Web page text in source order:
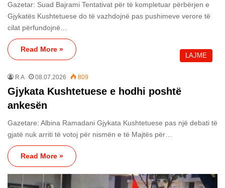
Gazetar: Suad Bajrami Tentativat për të kompletuar përbërjen e
Gjykatës Kushtetuese do të vazhdojnë pas pushimeve verore të
cilat përfundojnë…
Read More »
LAJME
R A 08.07.2026 809
Gjykata Kushtetuese e hodhi poshtë
ankesën
Gazetare: Albina Ramadani Gjykata Kushtetuese pas një debati të
gjatë nuk arriti të votoj për nismën e të Majtës për…
Read More »